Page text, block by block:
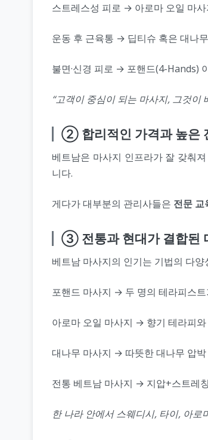
스트레스성 피로 → 아로마 오일 마사
운동 후 근육통 → 딥티슈 혹은 대나
불면·신경 피로 → 포핸드(4-Hands)
“고객이 중심이 되는 마사지, 그것이
② 합리적인 가격과 높은
베트남은 마사지 인프라가 잘 갖춰
니다.
게다가 대부분의 관리사들은 전문
③ 전통과 현대가 결합된
베트남 마사지의 인기는 기법의 다
포핸드 마사지 → 두 명의 테라피스
아로마 오일 마사지 → 향기 테라피
대나무 마사지 → 따뜻한 대나무 압박
전통 베트남 마사지 → 지압+스트레
한 나라 안에서 스웨디시, 타이, 아로